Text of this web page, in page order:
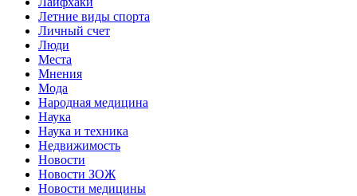
Летние виды спорта
Личный счет
Люди
Места
Мнения
Мода
Народная медицина
Наука
Наука и техника
Недвижимость
Новости
Новости ЗОЖ
Новости медицины